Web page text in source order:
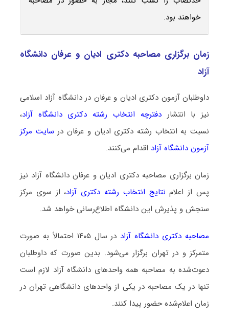
خواهند بود.
زمان برگزاری مصاحبه دکتری ادیان و عرفان دانشگاه
آزاد
داوطلبان آزمون دکتری ادیان و عرفان در دانشگاه آزاد اسلامی
نیز با انتشاردفترچه انتخاب رشته دکتری دانشگاه آزاد،
نسبت به انتخاب رشته دکتری ادیان و عرفان در سایت مرکز
آزمون دانشگاه آزاد اقدام می‌کنند.
زمان برگزاری مصاحبه دکتری ادیان و عرفان دانشگاه آزاد نیز
پس از اعلام نتایج انتخاب رشته دکتری آزاد، از سوی مرکز
سنجش و پذیرش این دانشگاه اطلاع‌رسانی خواهد شد.
مصاحبه دکتری دانشگاه آزاد
در سال ۱۴۰۵ احتمالاً به صورت
متمرکز و در تهران برگزار می‌شود. بدین صورت که داوطلبان
دعوت‌شده به مصاحبه همه واحدهای دانشگاه آزاد لازم است
تنها در یک مصاحبه در یکی از واحدهای دانشگاهی تهران در
زمان اعلام‌شده حضور پیدا کنند.